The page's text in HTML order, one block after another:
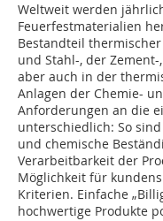
Weltweit werden
Feuerfestmaterialien
Bestandteil
und Stahl-, der
aber auch in der
Anlagen der Chemie-
Anforderungen an die
unterschiedlich: So
und chemische
Verarbeitbarkeit der
Möglichkeit für
Kriterien. Einfache
hochwertige Produkte